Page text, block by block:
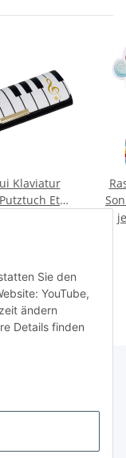
Sie den
YouTube,
ändern
Details finden
Klaviatur
Etui